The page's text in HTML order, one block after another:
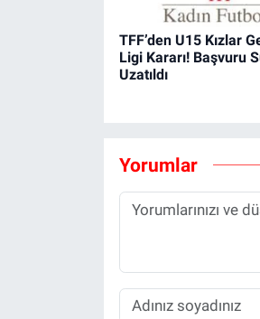
TFF’den U15 Kızlar
Ligi Kararı! Başvuru
Uzatıldı
Yorumlar